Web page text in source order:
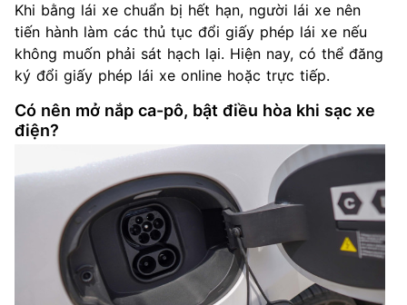
Khi bằng lái xe chuẩn bị hết hạn, người lái xe nên
tiến hành làm các thủ tục đổi giấy phép lái xe nếu
không muốn phải sát hạch lại. Hiện nay, có thể đăng
ký đổi giấy phép lái xe online hoặc trực tiếp.
Có nên mở nắp ca-pô, bật điều hòa khi sạc xe
điện?